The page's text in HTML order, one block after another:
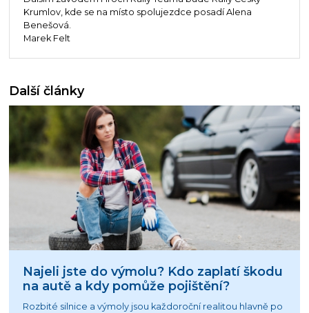
Krumlov, kde se na místo spolujezdce posadí Alena
Benešová.
Marek Felt
Další články
Najeli jste do výmolu? Kdo zaplatí škodu
na autě a kdy pomůže pojištění?
Rozbité silnice a výmoly jsou každoroční realitou hlavně po